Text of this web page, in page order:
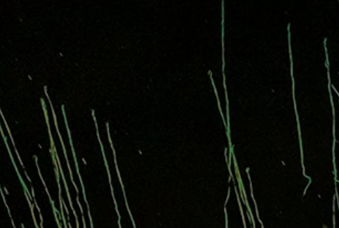
INFORMATION